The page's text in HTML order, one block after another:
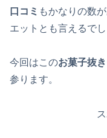
口コミ もかなりの数
エットとも言えるでし
今回はこのお菓子抜
参ります。